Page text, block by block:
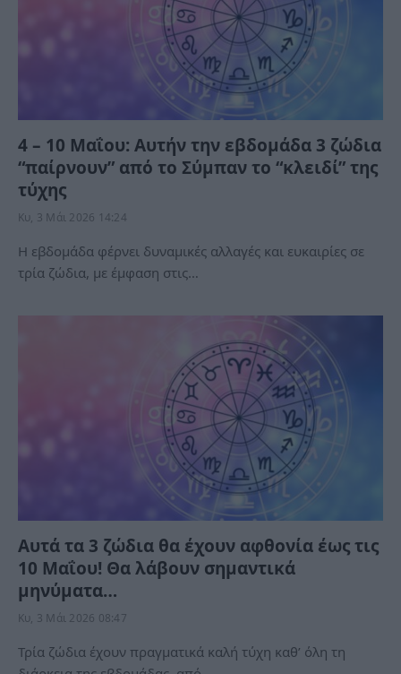
4 – 10 Μαΐου: Αυτήν την εβδομάδα 3 ζώδια
“παίρνουν” από το Σύμπαν το “κλειδί” της
τύχης
Κυ, 3 Μάι 2026 14:24
Η εβδομάδα φέρνει δυναμικές αλλαγές και ευκαιρίες σε
τρία ζώδια, με έμφαση στις…
Αυτά τα 3 ζώδια θα έχουν αφθονία έως τις
10 Μαΐου! Θα λάβουν σημαντικά
μηνύματα…
Κυ, 3 Μάι 2026 08:47
Τρία ζώδια έχουν πραγματικά καλή τύχη καθ’ όλη τη